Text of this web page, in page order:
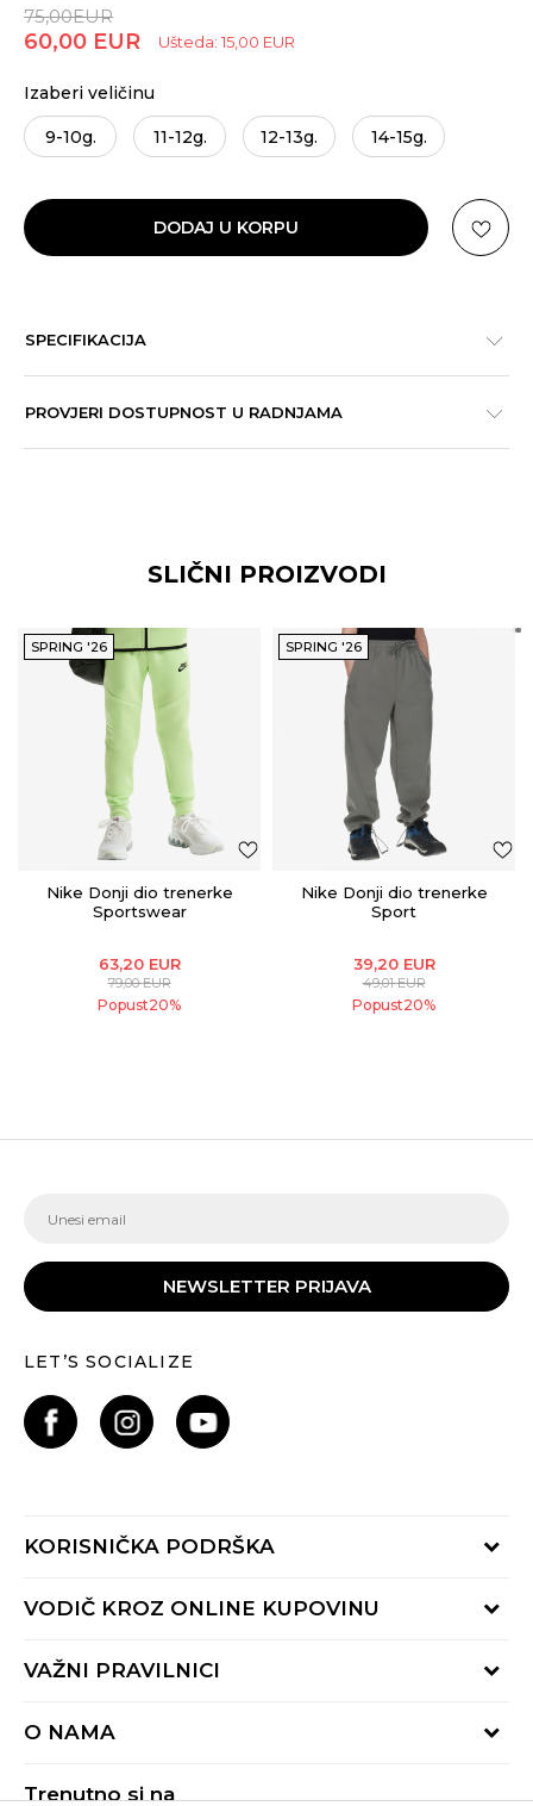
75,00EUR
60,00 EUR Ušteda: 15,00 EUR
Izaberi veličinu
9-10g. 11-12g. 12-13g. 14-15g.
DODAJ U KORPU
SPECIFIKACIJA
PROVJERI DOSTUPNOST U RADNJAMA
SLIČNI PROIZVODI
SPRING '26
Nike Donji dio trenerke
Sportswear
63,20 EUR
79,00EUR
Popust20%
SPRING '26
Nike Donji dio trenerke
Sport
39,20 EUR
49,01EUR
Popust20%
NEWSLETTER PRIJAVA
LET’S SOCIALIZE
KORISNIČKA PODRŠKA
Provjeri status porudžbine
Radno vrijeme 9-16h
VODIČ KROZ ONLINE KUPOVINU
Načini isporuke
Reklamacije
VAŽNI PRAVILNICI
Pravila Sport&Bonus programa
O NAMA
Trenutno si na